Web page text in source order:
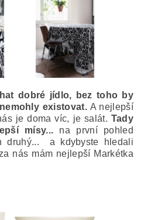
dobré jídlo, bez toho by
existovat.A nejlepší
je doma víc, je salát. Tady
mísy... na první pohled
druhý... a kdybyste hledali
nás mám nejlepší Markétka